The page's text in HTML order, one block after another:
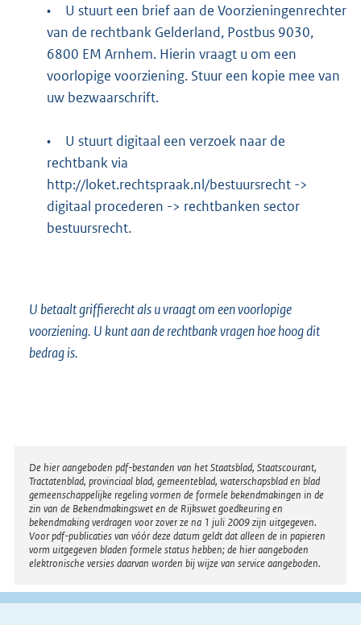
•
U stuurt een brief aan de Voorzieningenrechter
van de rechtbank Gelderland, Postbus 9030,
6800 EM Arnhem. Hierin vraagt u om een
voorlopige voorziening. Stuur een kopie mee van
uw bezwaarschrift.
•
U stuurt digitaal een verzoek naar de
rechtbank via
http://loket.rechtspraak.nl/bestuursrecht ->
digitaal procederen -> rechtbanken sector
bestuursrecht.
U betaalt griffierecht als u vraagt om een voorlopige
voorziening. U kunt aan de rechtbank vragen hoe hoog dit
bedrag is.
Disclaimer
De hier aangeboden pdf-bestanden van het Staatsblad, Staatscourant,
Tractatenblad, provinciaal blad, gemeenteblad, waterschapsblad en blad
gemeenschappelijke regeling vormen de formele bekendmakingen in de
zin van de Bekendmakingswet en de Rijkswet goedkeuring en
bekendmaking verdragen voor zover ze na 1 juli 2009 zijn uitgegeven.
Voor pdf-publicaties van vóór deze datum geldt dat alleen de in papieren
vorm uitgegeven bladen formele status hebben; de hier aangeboden
elektronische versies daarvan worden bij wijze van service aangeboden.